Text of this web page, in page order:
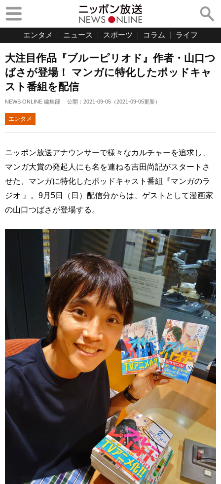
エンタメ ニュース スポーツ コラム ライフ
大注目作品『ブルーピリオド』作者・山口つ
ばさが登場！ マンガに特化したポッドキャ
スト番組を配信
NEWS ONLINE 編集部 公開： 2021-09-05 （2021-09-05更新）
エンタメ
ニッポン放送アナウンサーで様々なカルチャーを追求し、
マンガ大賞の発起人にも名を連ねる吉田尚記がスタートさ
せた、マンガに特化したポッドキャスト番組『マンガのラ
ジオ 』。9月5日（日）配信分からは、ゲストとして漫画家
の山口つばさが登場する。